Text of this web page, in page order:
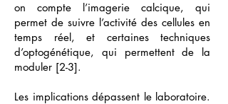
on compte l’imagerie calcique, qui
permet de suivre l’activité des cellules en
temps réel, et certaines techniques
d’optogénétique, qui permettent de la
moduler [2-3].
Les implications dépassent le laboratoire.